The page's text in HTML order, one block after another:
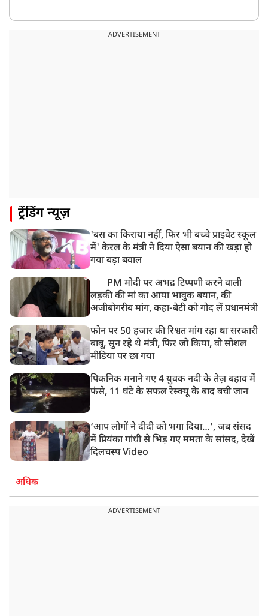
ADVERTISEMENT
ट्रेंडिंग न्यूज़
'बस का किराया नहीं, फिर भी बच्चे प्राइवेट स्कूल
में' केरल के मंत्री ने दिया ऐसा बयान की खड़ा हो
गया बड़ा बवाल
PM मोदी पर अभद्र टिप्पणी करने वाली
लड़की की मां का आया भावुक बयान, की
अजीबोगरीब मांग, कहा-बेटी को गोद लें प्रधानमंत्री
फोन पर 50 हजार की रिश्वत मांग रहा था सरकारी
बाबू, सुन रहे थे मंत्री, फिर जो किया, वो सोशल
मीडिया पर छा गया
पिकनिक मनाने गए 4 युवक नदी के तेज़ बहाव में
फंसे, 11 घंटे के सफल रेस्क्यू के बाद बची जान
‘आप लोगों ने दीदी को भगा दिया…’, जब संसद
में प्रियंका गांधी से भिड़ गए ममता के सांसद, देखें
दिलचस्प Video
अधिक
ADVERTISEMENT